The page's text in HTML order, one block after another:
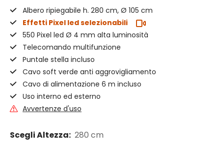
Albero ripiegabile h. 280 cm, Ø 105 cm
Effetti Pixel led selezionabili
550 Pixel led Ø 4 mm alta luminosità
Telecomando multifunzione
Puntale stella incluso
Cavo soft verde anti aggrovigliamento
Cavo di alimentazione 6 m incluso
Uso interno ed esterno
Avvertenze d'uso
Scegli Altezza: 280 cm